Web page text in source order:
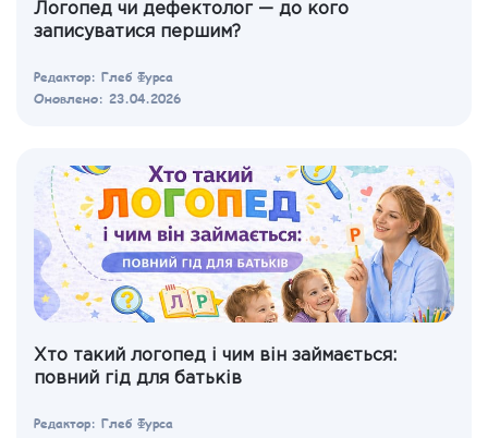
Логопед чи дефектолог — до кого
записуватися першим?
Редактор: Глеб Фурса
Оновлено: 23.04.2026
Хто такий логопед і чим він займається:
повний гід для батьків
Редактор: Глеб Фурса